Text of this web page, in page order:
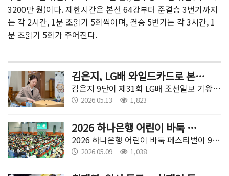
3200만 원)이다. 제한시간은 본선 64강부터 준결승 3번기까지
는 각 2시간, 1분 초읽기 5회씩이며, 결승 5번기는 각 3시간, 1
분 초읽기 5회가 주어진다.
김은지, LG배 와일드카드로 본선 합류
김은지 9단이 제31회 LG배 조선일보 기왕전 와일드카드로 본선에 합류한다.
2026.05.13 1,823
2026 하나은행 어린이 바둑 페스티벌 성황리 열려
2026 하나은행 어린이 바둑 페스티벌이 9일 서울시립대학교 100주년 기념관 실내체육관에서 열렸다.
2026.05.09 1,038